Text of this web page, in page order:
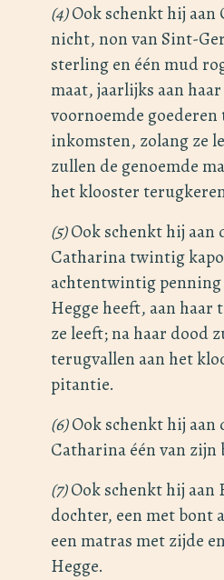
(4)Ook schenkt hij aan
nicht, non van Sint-
sterling en één mud
maat, jaarlijks aan
voornoemde goederen
inkomsten, zolang ze
zullen de genoemde
het klooster
(5)Ook schenkt hij aan
Catharina twintig
achtentwintig
Hegge heeft, aan haar
ze leeft; na haar dood
terugvallen aan het
pitantie.
(6)Ook schenkt hij aan
Catharina één van zijn
(7)Ook schenkt hij aan
dochter, een met bont
een matras met zijde
Hegge.